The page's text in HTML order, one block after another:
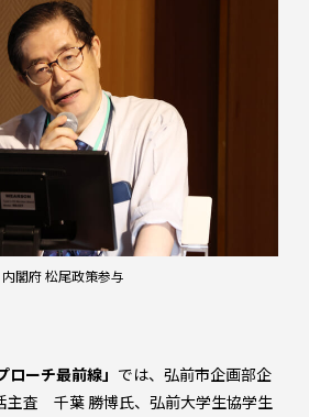
内閣府 松尾政策参与
ーチ最前線」 では、弘前市企画部企
主査 千葉 勝博氏、弘前大学生協学生